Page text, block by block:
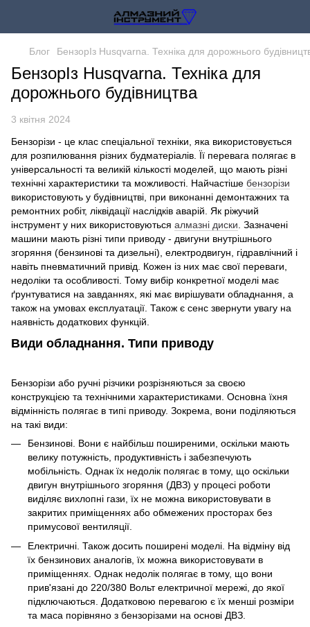
Блог БензорІз Husqvarna. Техніка для дорожнього
БензорІз Husqvarna. Техніка для
дорожнього будівництва
3 квітня 2024
Бензорізи - це клас спеціальної техніки, яка використовується
для розпилювання різних будматеріалів. Її перевага полягає в
універсальності та великій кількості моделей, що мають різні
технічні характеристики та можливості. Найчастіше бензорізи
використовують у будівництві, при виконанні демонтажних та
ремонтних робіт, ліквідації наслідків аварій. Як ріжучий
інструмент у них використовуються алмазні диски . Зазначені
машини мають різні типи приводу - двигуни внутрішнього
згоряння (бензинові та дизельні), електродвигун, гідравлічний і
навіть пневматичний привід. Кожен із них має свої переваги,
недоліки та особливості. Тому вибір конкретної моделі має
ґрунтуватися на завданнях, які має вирішувати обладнання, а
також на умовах експлуатації. Також є сенс звернути увагу на
наявність додаткових функцій.
Види обладнання. Типи приводу
Бензорізи або ручні різчики розрізняються за своєю
конструкцією та технічними характеристиками. Основна їхня
відмінність полягає в типі приводу. Зокрема, вони поділяються
на такі види:
Бензинові. Вони є найбільш поширеними, оскільки мають
велику потужність, продуктивність і забезпечують
мобільність. Однак їх недолік полягає в тому, що оскільки
двигун внутрішнього згоряння (ДВЗ) у процесі роботи
виділяє вихлопні гази, їх не можна використовувати в
закритих приміщеннях або обмежених просторах без
примусової вентиляції.
Електричні. Також досить поширені моделі. На відміну від
їх бензинових аналогів, їх можна використовувати в
приміщеннях. Однак недолік полягає в тому, що вони
прив'язані до 220/380 Вольт електричної мережі, до якої
підключаються. Додатковою перевагою є їх менші розміри
та маса порівняно з бензорізами на основі ДВЗ.